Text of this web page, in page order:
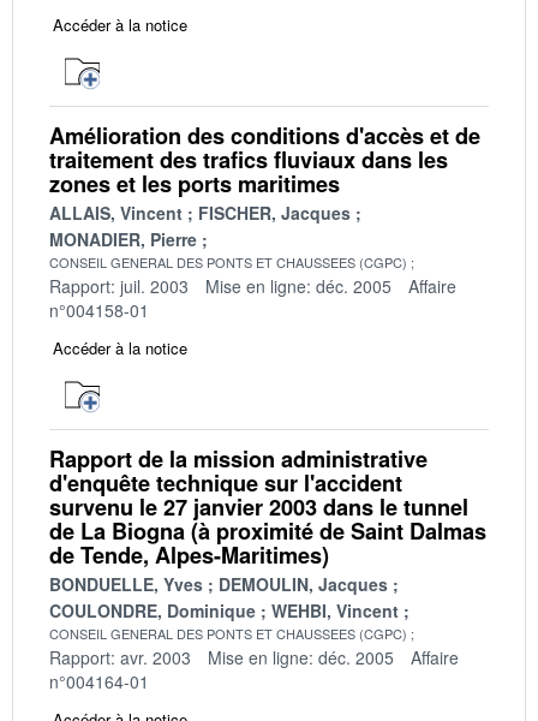
Accéder à la notice
Amélioration des conditions d'accès et de
traitement des trafics fluviaux dans les
zones et les ports maritimes
ALLAIS, Vincent
FISCHER, Jacques
MONADIER, Pierre
CONSEIL GENERAL DES PONTS ET CHAUSSEES (CGPC)
Rapport: juil. 2003 Mise en ligne: déc. 2005
Affaire
n°004158-01
Accéder à la notice
Rapport de la mission administrative
d'enquête technique sur l'accident
survenu le 27 janvier 2003 dans le tunnel
de La Biogna (à proximité de Saint Dalmas
de Tende, Alpes-Maritimes)
BONDUELLE, Yves
DEMOULIN, Jacques
COULONDRE, Dominique
WEHBI, Vincent
CONSEIL GENERAL DES PONTS ET CHAUSSEES (CGPC)
Rapport: avr. 2003 Mise en ligne: déc. 2005
Affaire
n°004164-01